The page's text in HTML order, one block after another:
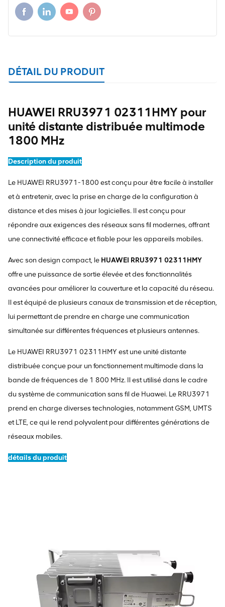
DÉTAIL DU PRODUIT
HUAWEI RRU3971 02311HMY pour
unité distante distribuée multimode
1800 MHz
Description du produit
Le HUAWEI RRU3971-1800 est conçu pour être facile à installer
et à entretenir, avec la prise en charge de la configuration à
distance et des mises à jour logicielles. Il est conçu pour
répondre aux exigences des réseaux sans fil modernes, offrant
une connectivité efficace et fiable pour les appareils mobiles.
Avec son design compact, le HUAWEI RRU3971 02311HMY
offre une puissance de sortie élevée et des fonctionnalités
avancées pour améliorer la couverture et la capacité du réseau.
Il est équipé de plusieurs canaux de transmission et de réception,
lui permettant de prendre en charge une communication
simultanée sur différentes fréquences et plusieurs antennes.
Le HUAWEI RRU3971 02311HMY est une unité distante
distribuée conçue pour un fonctionnement multimode dans la
bande de fréquences de 1 800 MHz. Il est utilisé dans le cadre
du système de communication sans fil de Huawei. Le RRU3971
prend en charge diverses technologies, notamment GSM, UMTS
et LTE, ce qui le rend polyvalent pour différentes générations de
réseaux mobiles.
détails du produit